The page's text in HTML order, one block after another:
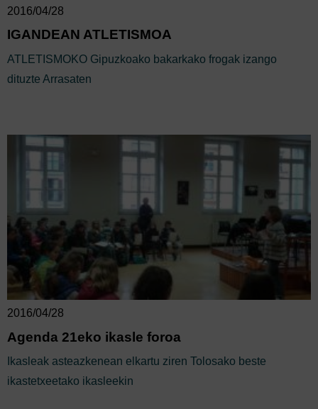
2016/04/28
IGANDEAN ATLETISMOA
ATLETISMOKO Gipuzkoako bakarkako frogak izango
dituzte Arrasaten
2016/04/28
Agenda 21eko ikasle foroa
Ikasleak asteazkenean elkartu ziren Tolosako beste
ikastetxeetako ikasleekin